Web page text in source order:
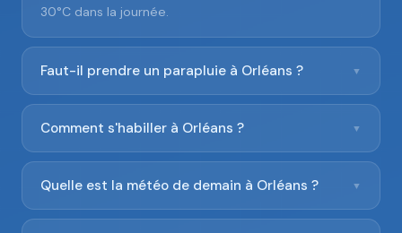
30°C dans la journée.
Faut-il prendre un parapluie à Orléans ? ▼
Comment s'habiller à Orléans ? ▼
Quelle est la météo de demain à Orléans ? ▼